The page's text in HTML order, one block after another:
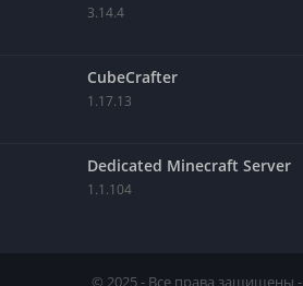
3.14.4
CubeCrafter
1.17.13
Dedicated Minecraft Server
1.1.104
© 2025 - Все права защищены -